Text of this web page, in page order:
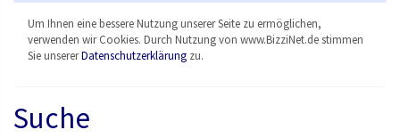
Um Ihnen eine bessere Nutzung unserer Seite zu ermöglichen,
verwenden wir Cookies. Durch Nutzung von www.BizziNet.de stimmen
Sie unsererDatenschutzerklärung zu.
Suche